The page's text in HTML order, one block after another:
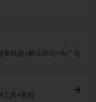
单机版+解压即玩+免广告
工具+教程